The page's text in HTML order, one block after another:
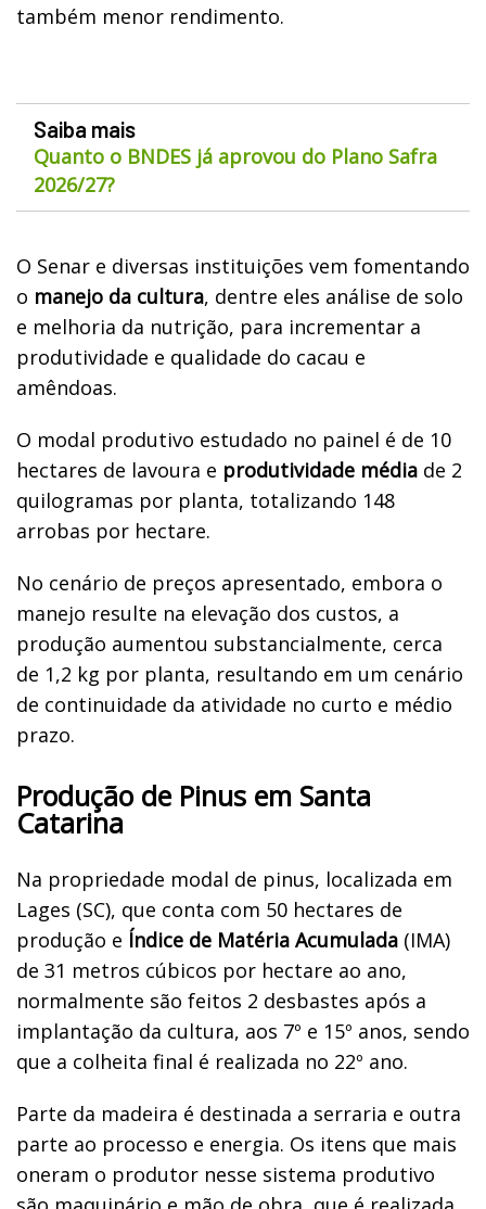
também menor rendimento.
Saiba mais
Quanto o BNDES já aprovou do Plano Safra
2026/27?
O Senar e diversas instituições vem fomentando
o manejo da cultura, dentre eles análise de solo
e melhoria da nutrição, para incrementar a
produtividade e qualidade do cacau e
amêndoas.
O modal produtivo estudado no painel é de 10
hectares de lavoura e produtividade média de 2
quilogramas por planta, totalizando 148
arrobas por hectare.
No cenário de preços apresentado, embora o
manejo resulte na elevação dos custos, a
produção aumentou substancialmente, cerca
de 1,2 kg por planta, resultando em um cenário
de continuidade da atividade no curto e médio
prazo.
Produção de Pinus em Santa
Catarina
Na propriedade modal de pinus, localizada em
Lages (SC), que conta com 50 hectares de
produção e Índice de Matéria Acumulada (IMA)
de 31 metros cúbicos por hectare ao ano,
normalmente são feitos 2 desbastes após a
implantação da cultura, aos 7º e 15º anos, sendo
que a colheita final é realizada no 22º ano.
Parte da madeira é destinada a serraria e outra
parte ao processo e energia. Os itens que mais
oneram o produtor nesse sistema produtivo